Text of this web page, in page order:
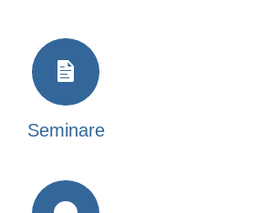
Seminare